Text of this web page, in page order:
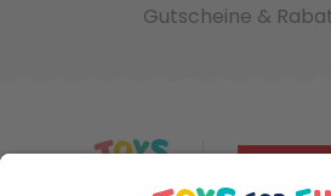
Gutscheine &